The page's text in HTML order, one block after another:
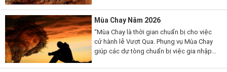
mà thưa...
Mùa Chay Năm 2026
“Mùa Chay là thời gian chuẩn bị cho việc
cử hành lễ Vượt Qua. Phụng vụ Mùa Chay
giúp các dự tòng chuẩn bị việc gia nhập
Chay cũng là thời gian...